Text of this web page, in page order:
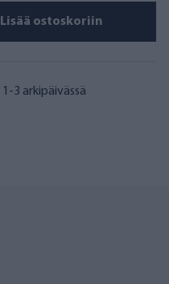
Lisää ostoskoriin
3 arkipäivässä